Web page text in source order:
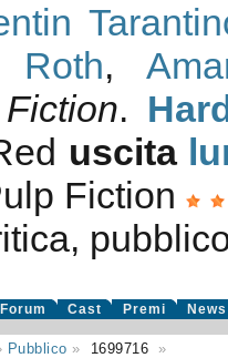
Roth,
.
uscita
Fiction
Forum Cast Premi News
Pubblico » 1699716 »